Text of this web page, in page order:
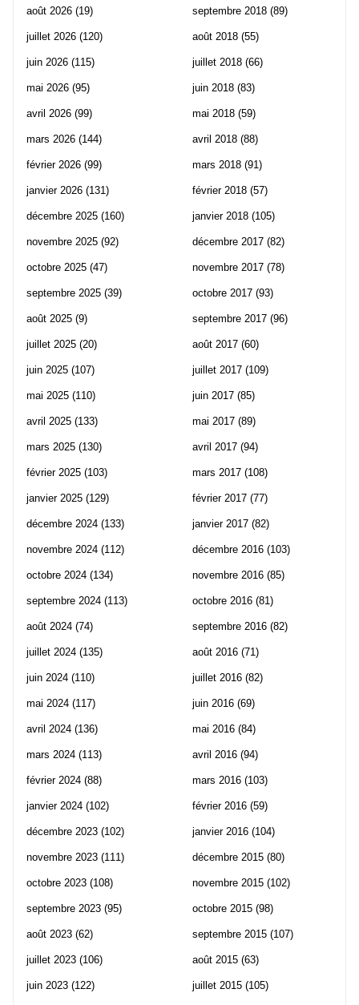
août 2026 (19)
juillet 2026 (120)
juin 2026 (115)
mai 2026 (95)
avril 2026 (99)
mars 2026 (144)
février 2026 (99)
janvier 2026 (131)
décembre 2025 (160)
novembre 2025 (92)
octobre 2025 (47)
septembre 2025 (39)
août 2025 (9)
juillet 2025 (20)
juin 2025 (107)
mai 2025 (110)
avril 2025 (133)
mars 2025 (130)
février 2025 (103)
janvier 2025 (129)
décembre 2024 (133)
novembre 2024 (112)
octobre 2024 (134)
septembre 2024 (113)
août 2024 (74)
juillet 2024 (135)
juin 2024 (110)
mai 2024 (117)
avril 2024 (136)
mars 2024 (113)
février 2024 (88)
janvier 2024 (102)
décembre 2023 (102)
novembre 2023 (111)
octobre 2023 (108)
septembre 2023 (95)
août 2023 (62)
juillet 2023 (106)
juin 2023 (122)
septembre 2018 (89)
août 2018 (55)
juillet 2018 (66)
juin 2018 (83)
mai 2018 (59)
avril 2018 (88)
mars 2018 (91)
février 2018 (57)
janvier 2018 (105)
décembre 2017 (82)
novembre 2017 (78)
octobre 2017 (93)
septembre 2017 (96)
août 2017 (60)
juillet 2017 (109)
juin 2017 (85)
mai 2017 (89)
avril 2017 (94)
mars 2017 (108)
février 2017 (77)
janvier 2017 (82)
décembre 2016 (103)
novembre 2016 (85)
octobre 2016 (81)
septembre 2016 (82)
août 2016 (71)
juillet 2016 (82)
juin 2016 (69)
mai 2016 (84)
avril 2016 (94)
mars 2016 (103)
février 2016 (59)
janvier 2016 (104)
décembre 2015 (80)
novembre 2015 (102)
octobre 2015 (98)
septembre 2015 (107)
août 2015 (63)
juillet 2015 (105)